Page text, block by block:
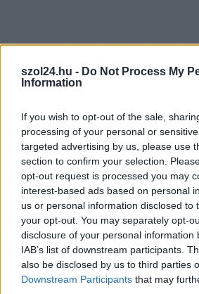
szol24.hu - Do Not Process My
Information
If you wish to opt-out of the sale,
processing of your personal or
targeted advertising by us, please use
section to confirm your selection.
opt-out request is processed you may
interest-based ads based on personal
us or personal information disclosed to
your opt-out. You may separately opt-
disclosure of your personal information
IAB’s list of downstream participants.
also be disclosed by us to third parties
Downstream Participants that may
büntetőügyében, vesztegetés miatt 3
ez csak az egyik botrány
Problémák egész Jász-Nagykun-
több otthoni kútból fogy ki a víz
Szolnokon egy kulcsfontosságú
lezárnak a napokban, a közlekedés az
mértékben lebénul
Elromlott a biztosítóberendezés a
alapos késések alakultak ki a
kimaradás is előfordult